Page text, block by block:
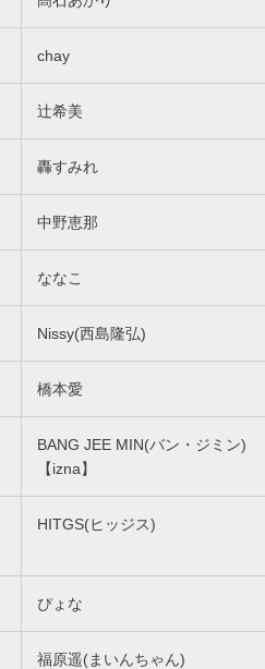
chay
辻希美
轟すみれ
中野恵那
ななこ
Nissy(西島隆弘)
橋本愛
BANG JEE MIN(バン・ジミン)
【izna】
HITGS(ヒッジス)
ぴょな
福原遥(まいんちゃん)